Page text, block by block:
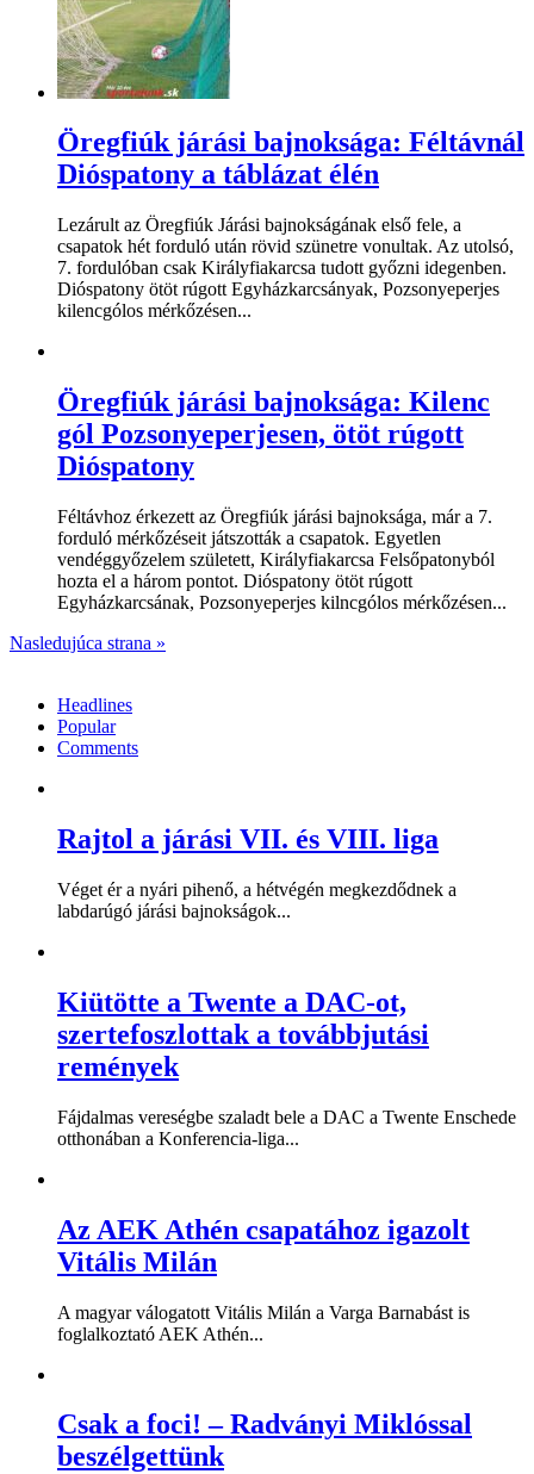
Öregfiúk járási bajnoksága: Féltávnál
Dióspatony a táblázat élén
Lezárult az Öregfiúk Járási bajnokságának első fele, a
csapatok hét forduló után rövid szünetre vonultak. Az utolsó,
7. fordulóban csak Királyfiakarcsa tudott győzni idegenben.
Dióspatony ötöt rúgott Egyházkarcsányak, Pozsonyeperjes
kilencgólos mérkőzésen...
Öregfiúk járási bajnoksága: Kilenc
gól Pozsonyeperjesen, ötöt rúgott
Dióspatony
Féltávhoz érkezett az Öregfiúk járási bajnoksága, már a 7.
forduló mérkőzéseit játszották a csapatok. Egyetlen
vendéggyőzelem született, Királyfiakarcsa Felsőpatonyból
hozta el a három pontot. Dióspatony ötöt rúgott
Egyházkarcsának, Pozsonyeperjes kilncgólos mérkőzésen...
Nasledujúca strana »
Headlines
Popular
Comments
Rajtol a járási VII. és VIII. liga
Véget ér a nyári pihenő, a hétvégén megkezdődnek a
labdarúgó járási bajnokságok...
Kiütötte a Twente a DAC-ot,
szertefoszlottak a továbbjutási
remények
Fájdalmas vereségbe szaladt bele a DAC a Twente Enschede
otthonában a Konferencia-liga...
Az AEK Athén csapatához igazolt
Vitális Milán
A magyar válogatott Vitális Milán a Varga Barnabást is
foglalkoztató AEK Athén...
Csak a foci! – Radványi Miklóssal
beszélgettünk